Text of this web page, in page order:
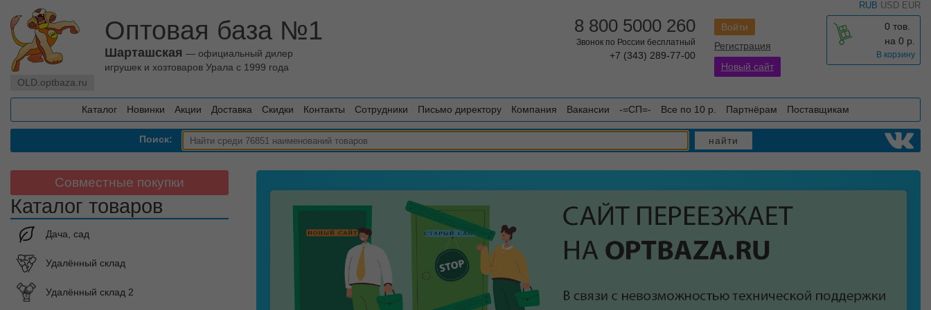
RUB USD EUR
OLD.optbaza.ru
Оптовая база №1
Шарташская — официальный дилер
игрушек и хозтоваров Урала с 1999 года
0 тов.
на 0 р.
В корзину
Войти
Регистрация
Новый сайт
8 800 5000 260
Звонок по России бесплатный
+7 (343) 289-77-00
Каталог Новинки Акции Доставка Скидки Контакты Сотрудники Письмо директору Компания Вакансии -=СП=- Все по 10 р. Партнёрам Поставщикам
Поиск: найти
Совместные покупки
Каталог товаров
Дача, сад
Удалённый склад
Удалённый склад 2